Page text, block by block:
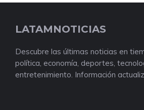
LATAMNOTICIAS
Descubre las últimas noticias en
política, economía, deportes,
entretenimiento. Información